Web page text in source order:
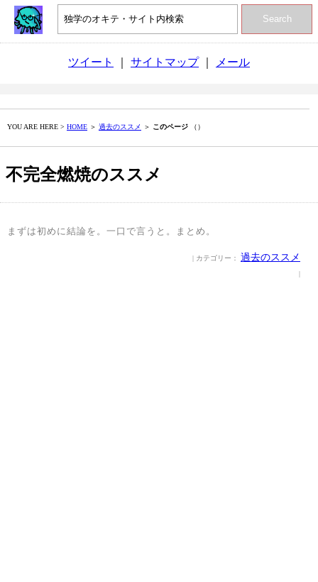
Search
ツイート サイトマップ｜ メール
YOU ARE HERE > HOME ＞ 過去のススメ ＞ このページ （）
不完全燃焼のススメ
まずは初めに結論を。一口で言うと。まとめ。
| カテゴリー： 過去のススメ
|